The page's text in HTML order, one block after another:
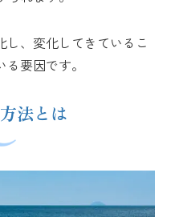
、変化してきているこ
要因です。
法とは